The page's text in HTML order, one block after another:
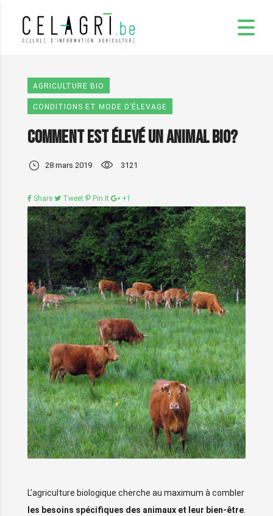
AGRICULTURE BIO
CONDITIONS ET MODE D’ÉLEVAGE
Comment est élevé un animal bio?
28 mars 2019 3121
Share Tweet Pin It +1
L’agriculture biologique cherche au maximum à combler
les besoins spécifiques des animaux et leur bien-être.